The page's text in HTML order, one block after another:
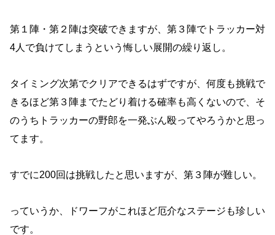
第１陣・第２陣は突破できますが、第３陣でトラッカー対
4人で負けてしまうという悔しい展開の繰り返し。
タイミング次第でクリアできるはずですが、何度も挑戦で
きるほど第３陣までたどり着ける確率も高くないので、そ
のうちトラッカーの野郎を一発ぶん殴ってやろうかと思っ
てます。
すでに200回は挑戦したと思いますが、第３陣が難しい。
っていうか、ドワーフがこれほど厄介なステージも珍しい
です。